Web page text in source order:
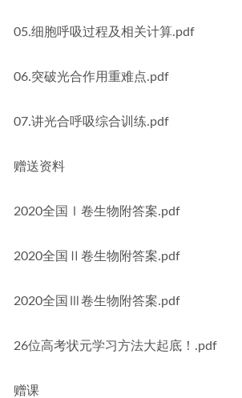
05.细胞呼吸过程及相关计算.pdf
06.突破光合作用重难点.pdf
07.讲光合呼吸综合训练.pdf
赠送资料
2020全国Ⅰ卷生物附答案.pdf
2020全国Ⅱ卷生物附答案.pdf
2020全国Ⅲ卷生物附答案.pdf
26位高考状元学习方法大起底！.pdf
赠课